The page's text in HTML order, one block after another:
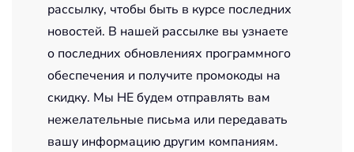
рассылку, чтобы быть в курсе последних
новостей. В нашей рассылке вы узнаете
о последних обновлениях программного
обеспечения и получите промокоды на
скидку. Мы НЕ будем отправлять вам
нежелательные письма или передавать
вашу информацию другим компаниям.